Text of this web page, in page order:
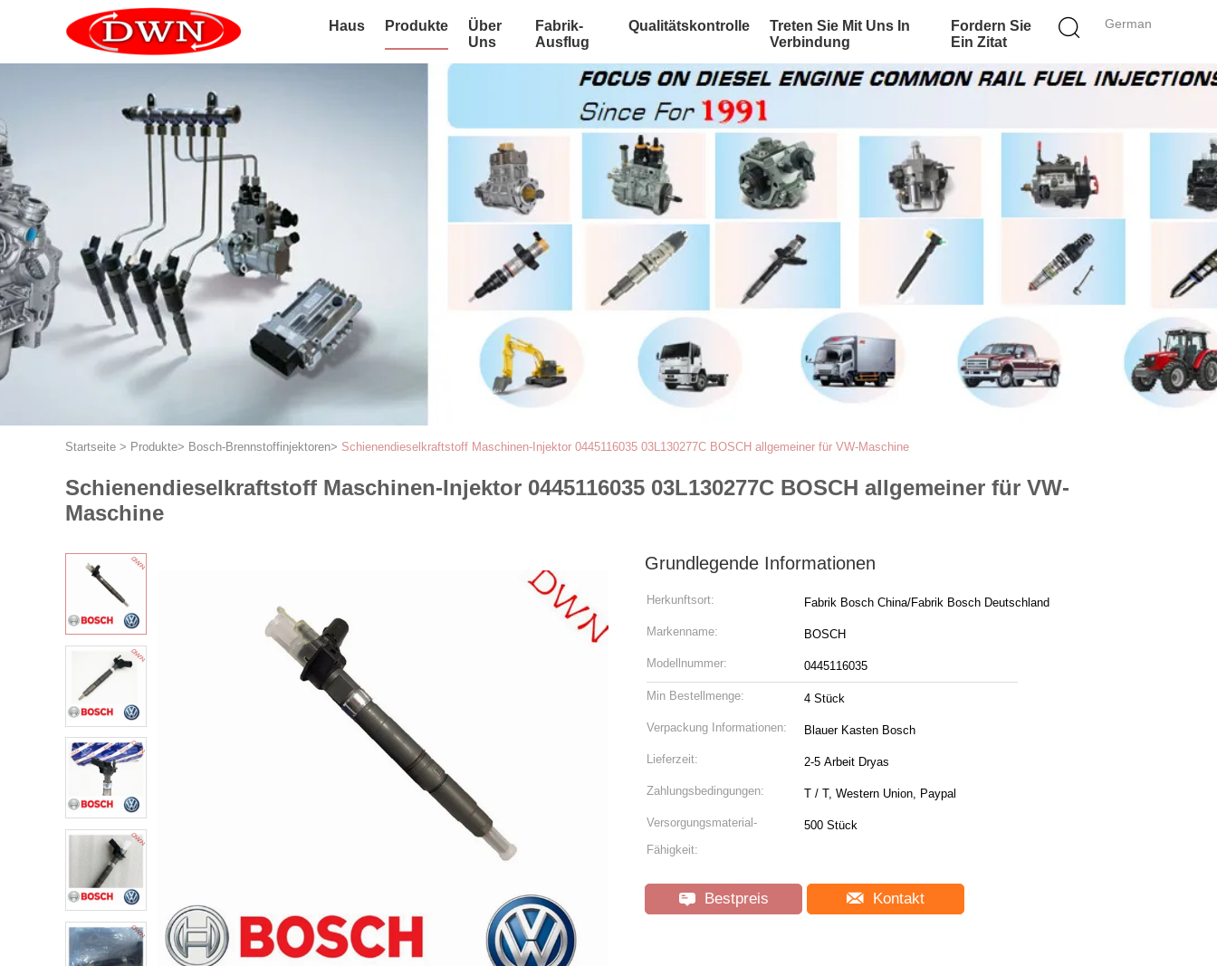
German
Haus Produkte
Über
Uns
Fabrik-
Ausflug
Qualitätskontrolle
Treten Sie Mit Uns In
Verbindung
Fordern Sie
Ein Zitat
Startseite > Produkte> Bosch-Brennstoffinjektoren> Schienendieselkraftstoff Maschinen-Injektor 0445116035 03L130277C BOSCH allgemeiner für VW-Maschine
Schienendieselkraftstoff Maschinen-Injektor 0445116035 03L130277C BOSCH allgemeiner für VW-
Maschine
Grundlegende Informationen
Herkunftsort: Fabrik Bosch China/Fabrik Bosch Deutschland
Markenname: BOSCH
Modellnummer: 0445116035
Min Bestellmenge: 4 Stück
Verpackung Informationen: Blauer Kasten Bosch
Lieferzeit: 2-5 Arbeit Dryas
Zahlungsbedingungen: T / T, Western Union, Paypal
Versorgungsmaterial-
Fähigkeit:
500 Stück
Bestpreis Kontakt